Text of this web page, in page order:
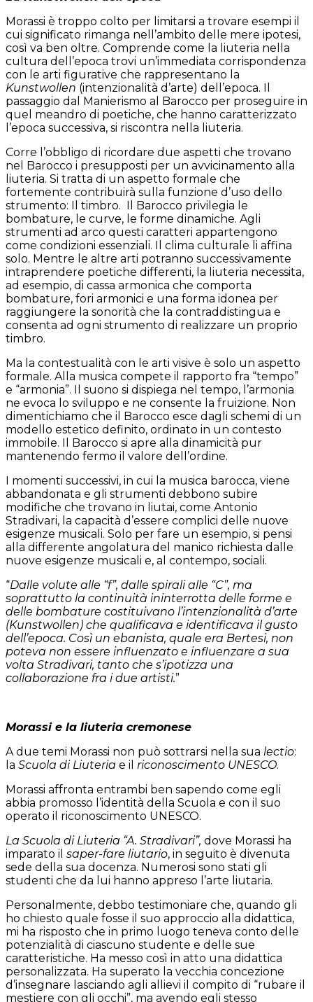
Morassi è troppo colto per limitarsi a trovare esempi il
cui significato rimanga nell’ambito delle mere ipotesi,
così va ben oltre. Comprende come la liuteria nella
cultura dell’epoca trovi un’immediata corrispondenza
con le arti figurative che rappresentano la
Kunstwollen (intenzionalità d’arte) dell’epoca. Il
passaggio dal Manierismo al Barocco per proseguire in
quel meandro di poetiche, che hanno caratterizzato
l’epoca successiva, si riscontra nella liuteria.
Corre l’obbligo di ricordare due aspetti che trovano
nel Barocco i presupposti per un avvicinamento alla
liuteria. Si tratta di un aspetto formale che
fortemente contribuirà sulla funzione d’uso dello
strumento: Il timbro.
Il Barocco privilegia le
bombature, le curve, le forme dinamiche. Agli
strumenti ad arco questi caratteri appartengono
come condizioni essenziali. Il clima culturale li affina
solo. Mentre le altre arti potranno successivamente
intraprendere poetiche differenti, la liuteria necessita,
ad esempio, di cassa armonica che comporta
bombature, fori armonici e una forma idonea per
raggiungere la sonorità che la contraddistingua e
consenta ad ogni strumento di realizzare un proprio
timbro.
Ma la contestualità con le arti visive è solo un aspetto
formale. Alla musica compete il rapporto fra “tempo”
e “armonia”. Il suono si dispiega nel tempo, l’armonia
ne evoca lo sviluppo e ne consente la fruizione. Non
dimentichiamo che il Barocco esce dagli schemi di un
modello estetico definito, ordinato in un contesto
immobile. Il Barocco si apre alla dinamicità pur
mantenendo fermo il valore dell’ordine.
I momenti successivi, in cui la musica barocca, viene
abbandonata e gli strumenti debbono subire
modifiche che trovano in liutai, come Antonio
Stradivari, la capacità d’essere complici delle nuove
esigenze musicali. Solo per fare un esempio, si pensi
alla differente angolatura del manico richiesta dalle
nuove esigenze musicali e, al contempo, sociali.
“Dalle volute alle “f”, dalle spirali alle “C”, ma
soprattutto la continuità ininterrotta delle forme e
delle bombature costituivano l’intenzionalità d’arte
(Kunstwollen) che qualificava e identificava il gusto
dell’epoca. Così un ebanista, quale era Bertesi, non
poteva non essere influenzato e influenzare a sua
volta Stradivari, tanto che s’ipotizza una
collaborazione fra i due artisti.”
Morassi e la liuteria cremonese
A due temi Morassi non può sottrarsi nella sua lectio:
la Scuola di Liuteria e il riconoscimento UNESCO.
Morassi affronta entrambi ben sapendo come egli
abbia promosso l’identità della Scuola e con il suo
operato il riconoscimento UNESCO.
La Scuola di Liuteria “A. Stradivari”, dove Morassi ha
imparato il saper-fare liutario, in seguito è divenuta
sede della sua docenza. Numerosi sono stati gli
studenti che da lui hanno appreso l’arte liutaria.
Personalmente, debbo testimoniare che, quando gli
ho chiesto quale fosse il suo approccio alla didattica,
mi ha risposto che in primo luogo teneva conto delle
potenzialità di ciascuno studente e delle sue
caratteristiche. Ha messo così in atto una didattica
personalizzata. Ha superato la vecchia concezione
d’insegnare lasciando agli allievi il compito di “rubare il
mestiere con gli occhi”, ma avendo egli stesso